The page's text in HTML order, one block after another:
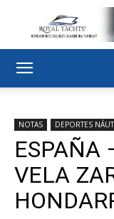
NOTAS DEPORTES
ESPAÑA
VELA